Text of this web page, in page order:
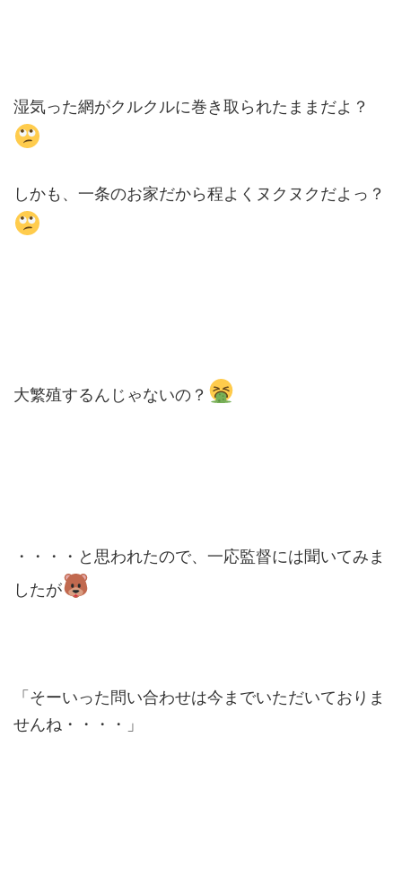
湿気った網がクルクルに巻き取られたままだよ？
しかも、一条のお家だから程よくヌクヌクだよっ？
大繁殖するんじゃないの？
・・・・と思われたので、一応監督には聞いてみま
したが
「そーいった問い合わせは今までいただいておりま
せんね・・・・」